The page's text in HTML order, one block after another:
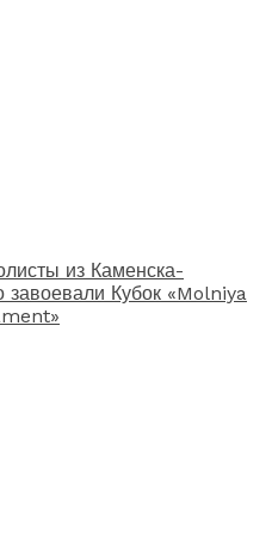
из Каменска-
завоевали Кубок «Molniya